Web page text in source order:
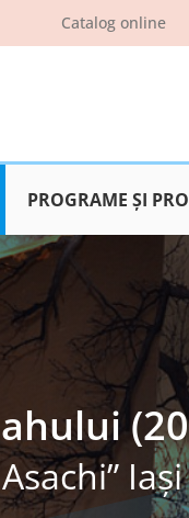
Catalog online
PROGRAME ŞI
Iaşi